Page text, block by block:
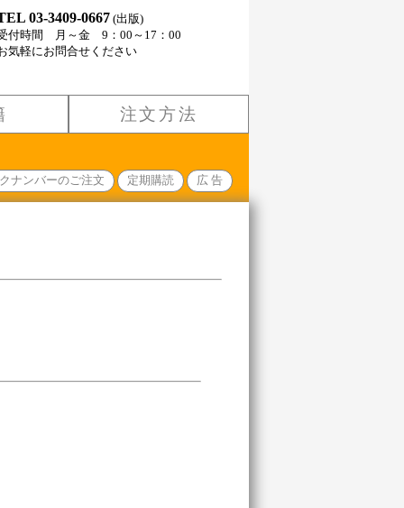
03-3409-0667(出版)
付時間 月～金 9：00～17：00
気軽にお問合せください
注文方法
ナンバーのご注文 定期購読 広 告